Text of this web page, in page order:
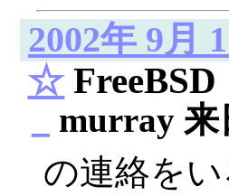
2002年 9月
☆FreeBSD
murray 来
の連絡をい